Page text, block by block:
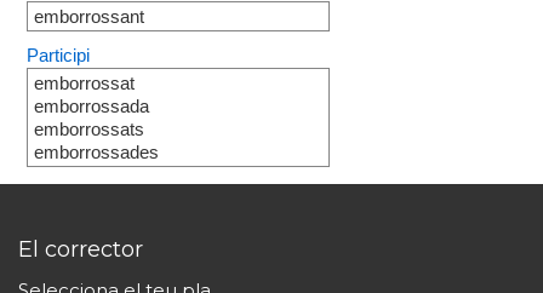
emborrossant
Participi
emborrossat
emborrossada
emborrossats
emborrossades
El corrector